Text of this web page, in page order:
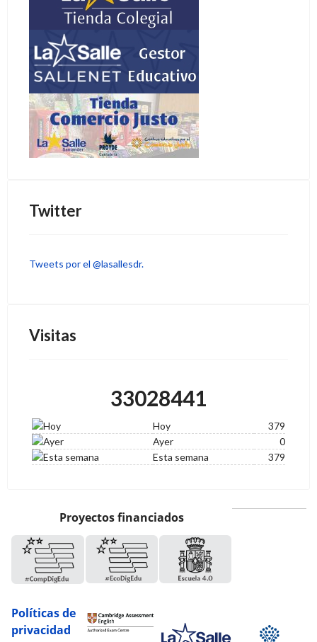
Twitter
Tweets por el @lasallesdr.
Visitas
33028441
Hoy
379
Ayer
0
Esta semana
379
Proyectos financiados
Políticas de
privacidad